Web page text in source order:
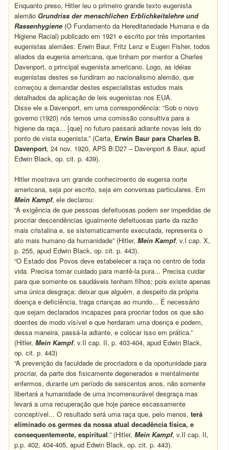
Enquanto preso, Hitler leu o primeiro grande texto eugenista
alemão Grundriss der menschlichen Erblichkeitslehre und
Rassenhygiene (O Fundamento da Hereditariedade Humana e da
Higiene Racial) publicado em 1921 e escrito por três importantes
eugenistas alemães: Erwin Baur, Fritz Lenz e Eugen Fisher, todos
aliados da eugenia americana, que tinham por mentor a Charles
Davenport, o principal eugenista americano. Logo, as idéias
eugenistas destes se fundiram ao nacionalismo alemão, que
começou a demandar destes especialistas estudos mais
detalhados da aplicação de leis eugenistas nos EUA.
Disse ele a Davenport, em uma correspondência: “Sob o novo
governo (1920) nós temos uma comissão consultiva para a
higiene da raça... [que] no futuro passará adiante novas leis do
ponto de vista eugenista.” (Carta, Erwin Baur para Charles B.
Davenport, 24 nov. 1920, APS B:D27 – Davenport & Baur, apud
Edwin Black, op. cit. p. 439).
Hitler mostrava um grande conhecimento de eugenia norte
americana, seja por escrito, seja em conversas particulares. Em
Mein Kampf, ele declarou:
“A exigência de que pessoas defeituosas podem ser impedidas de
procriar descendências igualmente defeituosas parte da razão
mais cristalina e, se sistematicamente executada, representa o
ato mais humano da humanidade” (Hitler,Mein Kampf, v.I cap. X,
p. 255, apud Edwin Black, op. cit. p. 443).
“O Estado dos Povos deve estabelecer a raça no centro de toda
vida. Precisa tomar cuidado para mantê-la pura... Precisa cuidar
para que somente os saudáveis tenham filhos; pois existe apenas
uma única desgraça: deixar que alguém, a despeito da própria
doença e deficiência, traga crianças ao mundo... É necessário
que sejam declarados incapazes para procriar todos os que são
doentes de modo visível e que herdaram uma doença e podem,
dessa maneira, passá-la adiante, e colocar isso em prática.”
(Hitler,Mein Kampf, v.II cap. II, p. 403-404, apud Edwin Black,
op. cit. p. 443)
“A prevenção da faculdade de procriadora e da oportunidade para
procriar, da parte dos fisicamente degenerados e mentalmente
enfermos, durante um período de seiscentos anos, não somente
libertará a humanidade de uma incomensurável desgraça mas
levará a uma recuperação que hoje parece escassamente
conceptível... O resultado será uma raça que, pelo menos,terá
eliminado os germes da nossa atual decadência física, e
consequentemente, espiritual.” (Hitler,Mein Kampf, v.II cap. II,
p.p. 402, 404-405, apud Edwin Black, op. cit. p. 443).